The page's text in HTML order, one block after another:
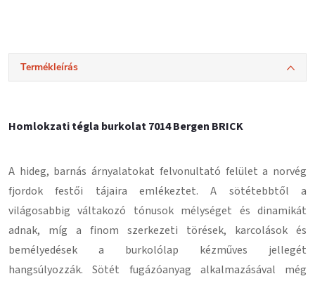
Termékleírás
Homlokzati tégla burkolat 7014 Bergen BRICK
A hideg, barnás árnyalatokat felvonultató felület a norvég
fjordok festői tájaira emlékeztet. A sötétebbtől a
világosabbig váltakozó tónusok mélységet és dinamikát
adnak, míg a finom szerkezeti törések, karcolások és
bemélyedések a burkolólap kézműves jellegét
hangsúlyozzák. Sötét fugázóanyag alkalmazásával még